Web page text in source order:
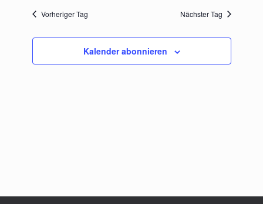
Navigation
Vorheriger Tag Nächster Tag
Kalender abonnieren